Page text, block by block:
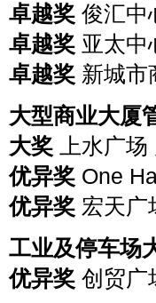
卓越奖 俊汇中
卓越奖 亚太中
卓越奖 新城市
大型商业大厦
大奖 上水广
优异奖 One
优异奖 宏天广
工业及停车场
优异奖 创贸广